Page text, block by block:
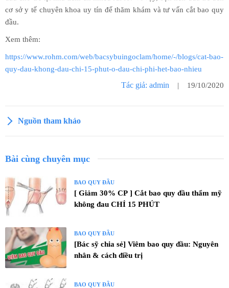
cơ sở y tế chuyên khoa uy tín để thăm khám và tư vấn cắt bao quy
đầu.
Xem thêm:
https://www.rohm.com/web/bacsybuingoclam/home/-/blogs/cat-bao-
quy-dau-khong-dau-chi-15-phut-o-dau-chi-phi-het-bao-nhieu
Tác giả: admin | 19/10/2020
Nguồn tham khảo
Bài cùng chuyên mục
BAO QUY ĐẦU
[ Giảm 30% CP ] Cắt bao quy đầu thẩm mỹ
không đau CHỈ 15 PHÚT
BAO QUY ĐẦU
[Bác sỹ chia sẻ] Viêm bao quy đầu: Nguyên
nhân & cách điều trị
BAO QUY ĐẦU